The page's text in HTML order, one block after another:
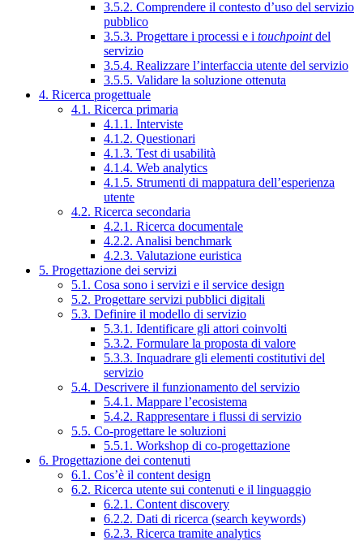
3.5.2. Comprendere il contesto d’uso del servizio
pubblico
3.5.3. Progettare i processi e i touchpointdel
servizio
3.5.4. Realizzare l’interfaccia utente del servizio
3.5.5. Validare la soluzione ottenuta
4. Ricerca progettuale
4.1. Ricerca primaria
4.1.1. Interviste
4.1.2. Questionari
4.1.3. Test di usabilità
4.1.4. Web analytics
4.1.5. Strumenti di mappatura dell’esperienza
utente
4.2. Ricerca secondaria
4.2.1. Ricerca documentale
4.2.2. Analisi benchmark
4.2.3. Valutazione euristica
5. Progettazione dei servizi
5.1. Cosa sono i servizi e il service design
5.2. Progettare servizi pubblici digitali
5.3. Definire il modello di servizio
5.3.1. Identificare gli attori coinvolti
5.3.2. Formulare la proposta di valore
5.3.3. Inquadrare gli elementi costitutivi del
servizio
5.4. Descrivere il funzionamento del servizio
5.4.1. Mappare l’ecosistema
5.4.2. Rappresentare i flussi di servizio
5.5. Co-progettare le soluzioni
5.5.1. Workshop di co-progettazione
6. Progettazione dei contenuti
6.1. Cos’è il content design
6.2. Ricerca utente sui contenuti e il linguaggio
6.2.1. Content discovery
6.2.2. Dati di ricerca (search keywords)
6.2.3. Ricerca tramite analytics